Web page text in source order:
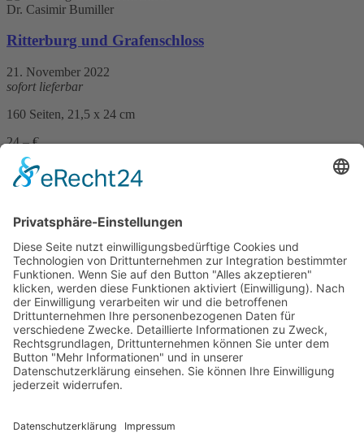
Dr. Casimir Bumiller
Ritterburg und Grafenschloss
21. November 2022
sofort lieferbar
160 Seiten, 21,5 x 24 cm
24,– €
mehr Infos …
Dr. Casimir Bumiller, Ludwig Ohngemach, Peter Schramm, Edwin
Ernst Weber
Im Dienst am Nächsten
27. Februar 2019
sofort lieferbar
288 Seiten, 60 Abb., 17 x 23,5 cm
20,– €